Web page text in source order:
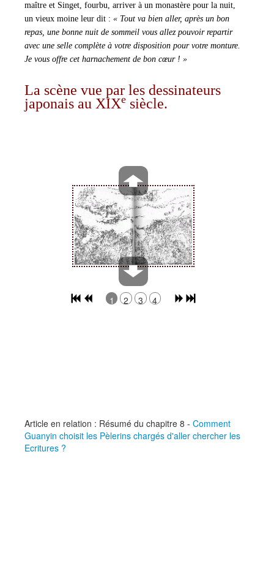
maître et Singet, fourbu, arriver à un monastère pour la nuit,
un vieux moine leur dit : « Tout va bien aller, après un bon
repas, une bonne nuit de sommeil vous allez pouvoir repartir
avec une selle complète à votre disposition pour votre monture.
Je vous offre cet harnachement de bon cœur ! »
La scène vue par les dessinateurs
japonais au XIXe siècle.
1 2 3 4
Article en relation : Résumé du chapitre 8 - Comment
Guanyin choisit les Pèlerins chargés d'aller chercher les
Ecritures ?